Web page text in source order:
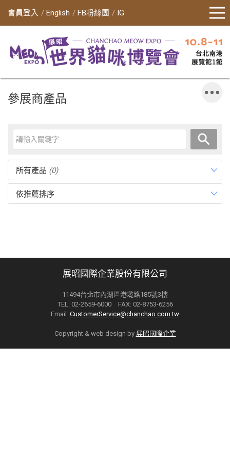
會員登入 English FB粉絲團 IG
參展商產品
所有產品 (0)
依推薦排序
展昭國際企業股份有限公司
11494台北市內湖區港墘路185號3樓
TEL: 02-2659-6000 FAX: 02-8753-6256
Email: CustomerService@chanchao.com.tw
Copyright & web design by 展昭國際企業